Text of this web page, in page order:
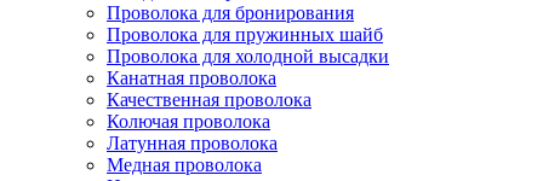
Проволока для бронирования
Проволока для пружинных шайб
Проволока для холодной высадки
Канатная проволока
Качественная проволока
Колючая проволока
Латунная проволока
Медная проволока